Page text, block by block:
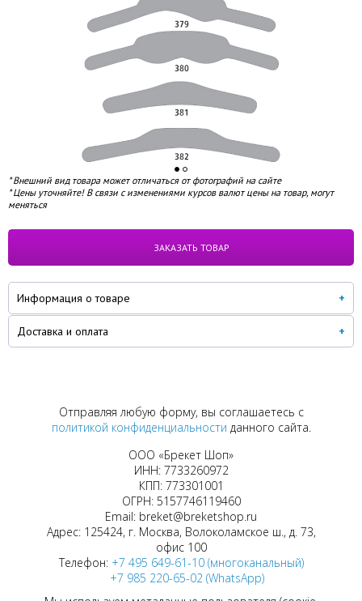
* Внешний вид товара может отличаться от фотографий на сайте
* Цены уточняйте! В связи с изменениями курсов валют цены на товар, могут
меняться
под заказ
ЗАКАЗАТЬ ТОВАР
Информация о товаре
Доставка и оплата
Отправляя любую форму, вы соглашаетесь с
политикой конфиденциальности данного сайта.
ООО «Брекет Шоп»
ИНН: 7733260972
КПП: 773301001
ОГРН: 5157746119460
Email: breket@breketshop.ru
Адрес: 125424, г. Москва, Волоколамское ш., д. 73,
офис 100
Телефон: +7 495 649-61-10 (многоканальный)
+7 985 220-65-02 (WhatsApp)